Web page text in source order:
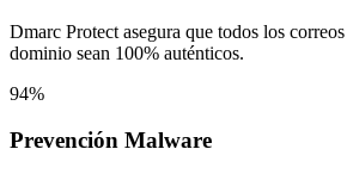
Dmarc Protect asegura que todos los
dominio sean 100% auténticos.
94%
Prevención Malware